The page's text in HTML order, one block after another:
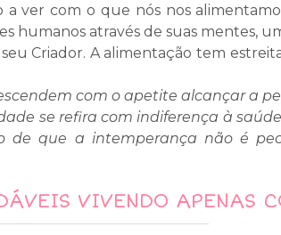
ver com o que nós nos
humanos através de suas mentes,
Criador. A alimentação tem
com o apetite alcançar a
se refira com indiferença à
de que a intemperança não é
VIVENDO APENAS